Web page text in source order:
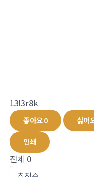
13l3r8k
좋아요0 싫어
인쇄
전체 0